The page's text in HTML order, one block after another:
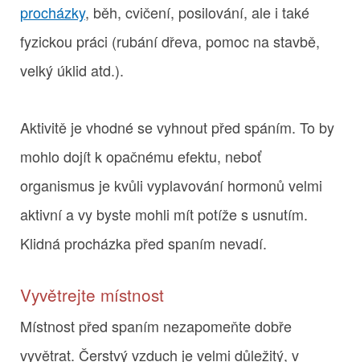
procházky, běh, cvičení, posilování, ale i také
fyzickou práci (rubání dřeva, pomoc na stavbě,
velký úklid atd.).
Aktivitě je vhodné se vyhnout před spáním. To by
mohlo dojít k opačnému efektu, neboť
organismus je kvůli vyplavování hormonů velmi
aktivní a vy byste mohli mít potíže s usnutím.
Klidná procházka před spaním nevadí.
Vyvětrejte místnost
Místnost před spaním nezapomeňte dobře
vyvětrat. Čerstvý vzduch je velmi důležitý, v